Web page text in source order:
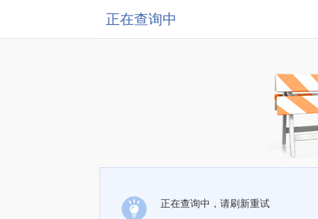
正在查询中
正在查询中，请刷新重试